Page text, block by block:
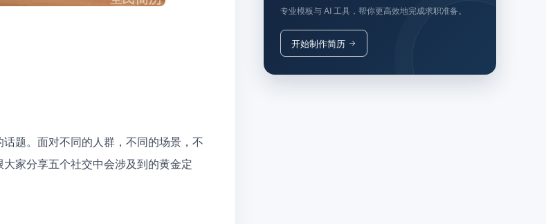
题。面对不同的人群，不同的场景，不
家分享五个社交中会涉及到的黄金定
专业模板与 AI 工具，帮你更高效地完成求职准备。
开始制作简历